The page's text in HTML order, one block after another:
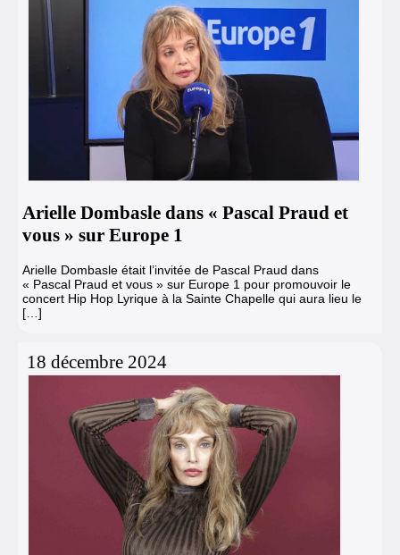
Arielle Dombasle dans « Pascal Praud et
vous » sur Europe 1
Arielle Dombasle était l’invitée de Pascal Praud dans
« Pascal Praud et vous » sur Europe 1 pour promouvoir le
concert Hip Hop Lyrique à la Sainte Chapelle qui aura lieu le
[…]
18 décembre 2024